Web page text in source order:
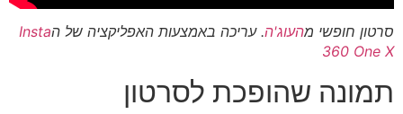
סרטון חופשי מהעוג'ה. עריכה באמצעות האפליקציה של הInsta
360 One X
תמונה שהופכת לסרטון